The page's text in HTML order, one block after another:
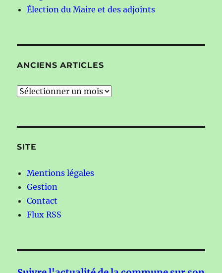
Élection du Maire et des adjoints
ANCIENS ARTICLES
Anciens
SITE
Mentions légales
Gestion
Contact
Flux RSS